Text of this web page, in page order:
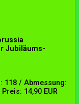
Jubiläums-
118 / Abmessung:
14,90 EUR